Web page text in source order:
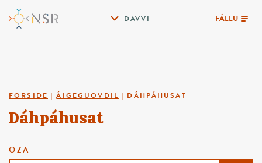
DAVVI FÁLLU
FORSIDE |ÁIGEGUOVDIL | DÁHPÁHUSAT
Dáhpáhusat
OZA